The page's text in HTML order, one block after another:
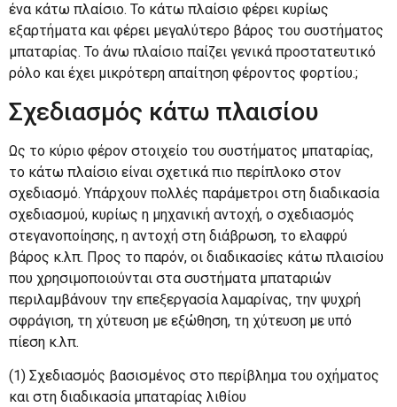
ένα κάτω πλαίσιο. Το κάτω πλαίσιο φέρει κυρίως
εξαρτήματα και φέρει μεγαλύτερο βάρος του συστήματος
μπαταρίας. Το άνω πλαίσιο παίζει γενικά προστατευτικό
ρόλο και έχει μικρότερη απαίτηση φέροντος φορτίου.;
Σχεδιασμός κάτω πλαισίου
Ως το κύριο φέρον στοιχείο του συστήματος μπαταρίας,
το κάτω πλαίσιο είναι σχετικά πιο περίπλοκο στον
σχεδιασμό. Υπάρχουν πολλές παράμετροι στη διαδικασία
σχεδιασμού, κυρίως η μηχανική αντοχή, ο σχεδιασμός
στεγανοποίησης, η αντοχή στη διάβρωση, το ελαφρύ
βάρος κ.λπ. Προς το παρόν, οι διαδικασίες κάτω πλαισίου
που χρησιμοποιούνται στα συστήματα μπαταριών
περιλαμβάνουν την επεξεργασία λαμαρίνας, την ψυχρή
σφράγιση, τη χύτευση με εξώθηση, τη χύτευση με υπό
πίεση κ.λπ.
(1) Σχεδιασμός βασισμένος στο περίβλημα του οχήματος
και στη διαδικασία μπαταρίας λιθίου